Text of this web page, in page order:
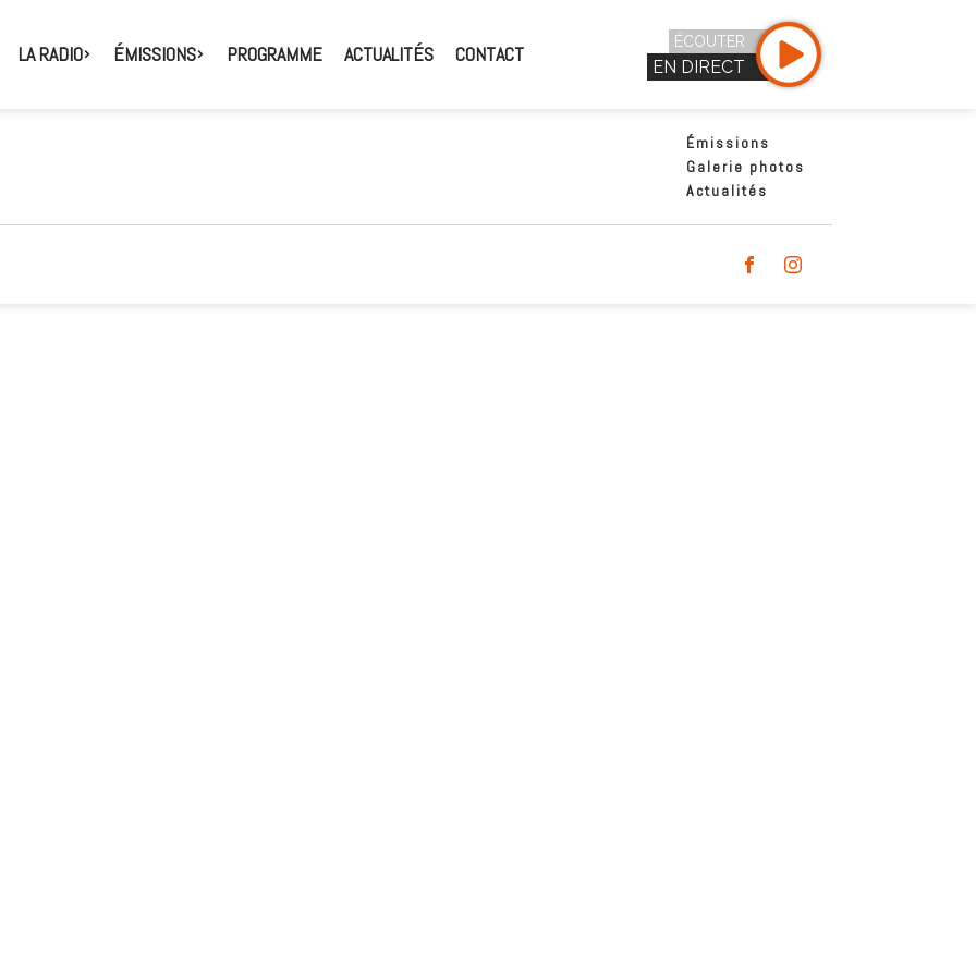
LA RADIO ÉMISSIONS PROGRAMME ACTUALITÉS CONTACT
ÉCOUTER
EN DIRECT
Émissions
Galerie photos
Actualités